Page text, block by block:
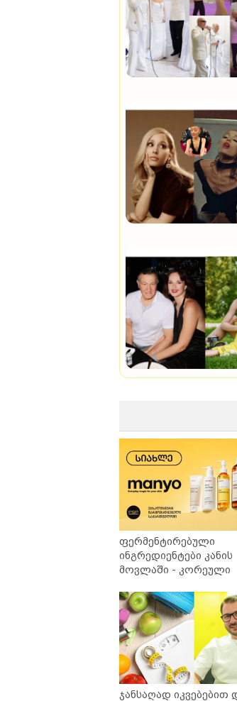
ფერმენტირებული
ინგრედიენტები კანის
მოვლაში - კორეული
საქართველოშია
ჯანსაღად იკვებებით